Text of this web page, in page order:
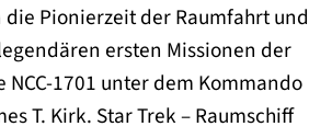
Pionierzeit der Raumfahrt und
ersten Missionen der
NCC-1701 unter dem Kommando
T. Kirk. Star Trek – Raumschiff